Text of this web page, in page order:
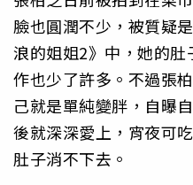
臉也圓潤不少，被質疑
浪的姐姐2》中，她的
作也少了許多。不過張
己就是單純變胖，自曝
後就深深愛上，宵夜可
肚子消不下去。